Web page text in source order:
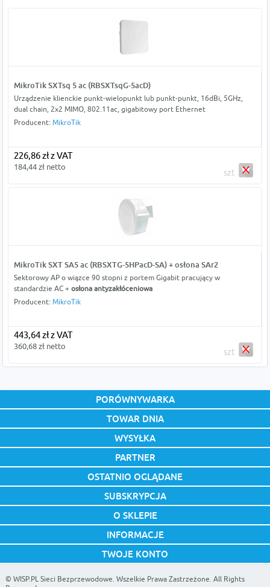
MikroTik SXTsq 5 ac (RBSXTsqG-5acD)
Urządzenie klienckie punkt-wielopunkt lub punkt-punkt, 16dBi, 5GHz,
dual chain, 2x2 MIMO, 802.11ac, gigabitowy port Ethernet
Producent: MikroTik
226,86 zł z VAT
184,44 zł netto
szt
MikroTik SXT SA5 ac (RBSXTG-5HPacD-SA) + osłona SAr2
Sektorowy AP o wiązce 90 stopni z portem Gigabit pracujący w
standardzie AC + osłona antyzakłóceniowa
Producent: MikroTik
443,64 zł z VAT
360,68 zł netto
szt
PORÓWNYWARKA
TOWAR DNIA
WYSYŁKA
PARTNER
OSTATNIO OGLĄDANE
SUBSKRYPCJA
O SKLEPIE
INFORMACJE
TWOJE KONTO
© WISP.PL Sieci Bezprzewodowe. Wszelkie Prawa Zastrzeżone. All Rights